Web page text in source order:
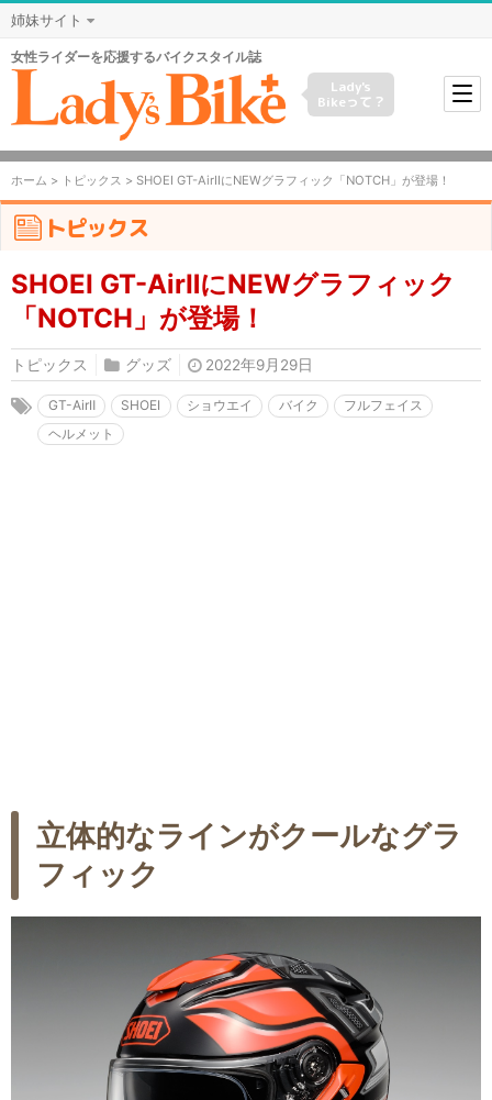
姉妹サイト
女性ライダーを応援するバイクスタイル誌
Lady's
Bikeって？
ホーム > トピックス > SHOEI GT-AirⅡにNEWグラフィック「NOTCH」が登場！
トピックス
SHOEI GT-AirⅡにNEWグラフィック
「NOTCH」が登場！
トピックス グッズ 2022年9月29日
GT-AirⅡ SHOEI ショウエイ バイク
フルフェイス
ヘルメット
立体的なラインがクールなグラ
フィック